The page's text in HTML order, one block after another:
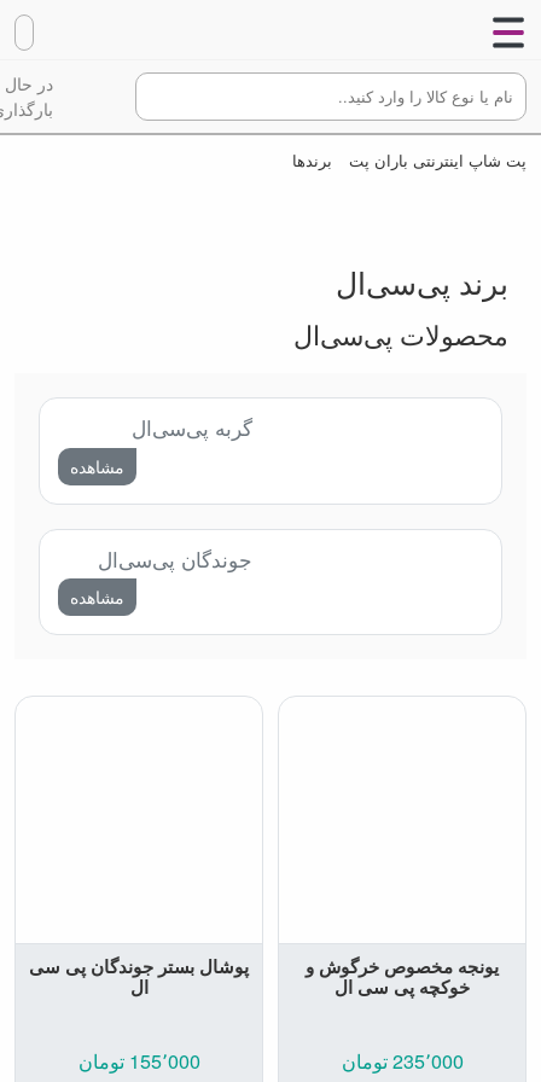
در حال
پت شاپ اینترنتی باران پت برندها
برند پی‌سی‌ال
محصولات پی‌سی‌ال
گربه پی‌سی‌ال
مشاهده
جوندگان پی‌سی‌ال
مشاهده
یونجه مخصوص خرگوش و
خوکچه پی سی ال
235٬000 تومان
پوشال بستر جوندگان پی سی
ال
155٬000 تومان